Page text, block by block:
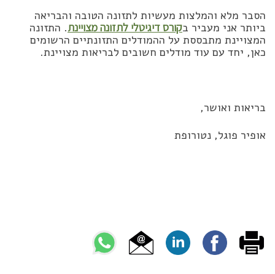
הסבר מלא והמלצות מעשיות לתזונה הטובה והבריאה
ביותר אני מעביר בקורס דיגיטלי לתזונה מצויינת. התזונה
המצויינת מתבססת על ההמודלים התזונתיים הרשומים
כאן, יחד עם עוד מודלים חשובים לבריאות מצויינת.
בריאות ואושר,
אופיר פוגל, נטורופת